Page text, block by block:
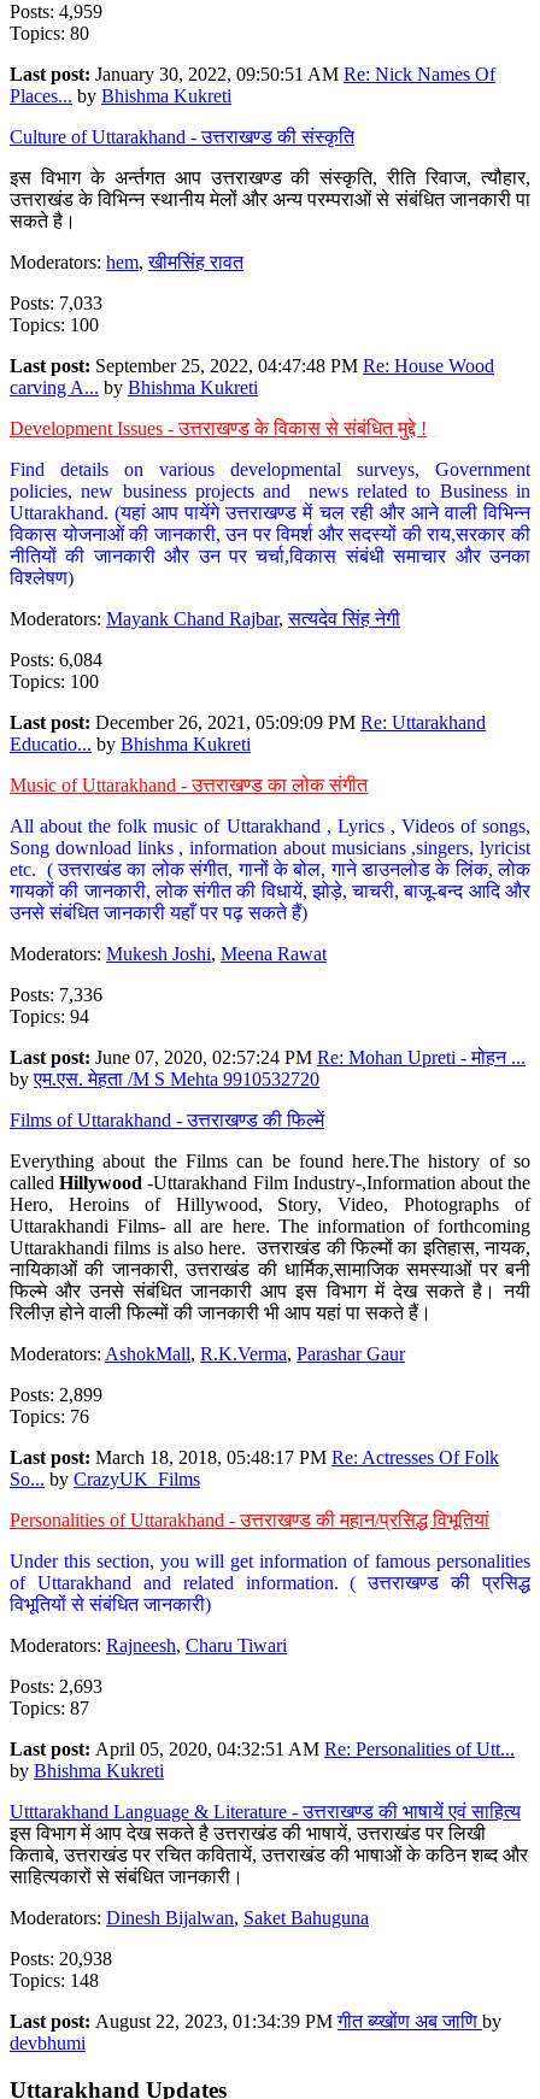
Posts: 4,959
Topics: 80
Last post: January 30, 2022, 09:50:51 AM Re: Nick Names Of
Places... by Bhishma Kukreti
Culture of Uttarakhand - उत्तराखण्ड की संस्कृति
इस विभाग के अर्न्तगत आप उत्तराखण्ड की संस्कृति, रीति रिवाज, त्यौहार,
उत्तराखंड के विभिन्न स्थानीय मेलों और अन्य परम्पराओं से संबंधित जानकारी पा
सकते है।
Moderators: hem,खीमसिंह रावत
Posts: 7,033
Topics: 100
Last post: September 25, 2022, 04:47:48 PM Re: House Wood
carving A... by Bhishma Kukreti
Development Issues - उत्तराखण्ड के विकास से संबंधित मुद्दे !
Find details on various developmental surveys, Government
policies, new business projects and news related to Business in
Uttarakhand. (यहां आप पायेंगे उत्तराखण्ड में चल रही और आने वाली विभिन्न
विकास योजनाओं की जानकारी, उन पर विमर्श और सदस्यों की राय,सरकार की
नीतियों की जानकारी और उन पर चर्चा,विकास संबंधी समाचार और उनका
विश्लेषण)
Moderators: Mayank Chand Rajbar,सत्यदेव सिंह नेगी
Posts: 6,084
Topics: 100
Last post: December 26, 2021, 05:09:09 PM Re: Uttarakhand
Educatio... by Bhishma Kukreti
Music of Uttarakhand - उत्तराखण्ड का लोक संगीत
All about the folk music of Uttarakhand , Lyrics , Videos of songs,
Song download links , information about musicians ,singers, lyricist
etc. ( उत्तराखंड का लोक संगीत, गानों के बोल, गाने डाउनलोड के लिंक, लोक
गायकों की जानकारी, लोक संगीत की विधायें, झोड़े, चाचरी, बाजू-बन्द आदि और
उनसे संबंधित जानकारी यहाँ पर पढ़ सकते हैं)
Moderators: Mukesh Joshi, Meena Rawat
Posts: 7,336
Topics: 94
Last post: June 07, 2020, 02:57:24 PM Re: Mohan Upreti - मोहन ...
byएम.एस. मेहता /M S Mehta 9910532720
Films of Uttarakhand - उत्तराखण्ड की फिल्में
Everything about the Films can be found here.The history of so
calledHillywood-Uttarakhand Film Industry-,Information about the
Hero, Heroins of Hillywood, Story, Video, Photographs of
Uttarakhandi Films- all are here. The information of forthcoming
Uttarakhandi films is also here. उत्तराखंड की फिल्मों का इतिहास, नायक,
नायिकाओं की जानकारी, उत्तराखंड की धार्मिक,सामाजिक समस्याओं पर बनी
फिल्मे और उनसे संबंधित जानकारी आप इस विभाग में देख सकते है। नयी
रिलीज़ होने वाली फिल्मों की जानकारी भी आप यहां पा सकते हैं।
Moderators: AshokMall, R.K.Verma, Parashar Gaur
Posts: 2,899
Topics: 76
Last post: March 18, 2018, 05:48:17 PM Re: Actresses Of Folk
So... by CrazyUK_Films
Personalities of Uttarakhand - उत्तराखण्ड की महान/प्रसिद्ध विभूतियां
Under this section, you will get information of famous personalities
of Uttarakhand and related information. ( उत्तराखण्ड की प्रसिद्ध
विभूतियों से संबंधित जानकारी)
Moderators: Rajneesh, Charu Tiwari
Posts: 2,693
Topics: 87
Last post: April 05, 2020, 04:32:51 AM Re: Personalities of Utt...
by Bhishma Kukreti
Utttarakhand Language & Literature - उत्तराखण्ड की भाषायें एवं साहित्य
इस विभाग में आप देख सकते है उत्तराखंड की भाषायें, उत्तराखंड पर लिखी
किताबे, उत्तराखंड पर रचित कवितायें, उत्तराखंड की भाषाओं के कठिन शब्द और
साहित्यकारों से संबंधित जानकारी।
Moderators: Dinesh Bijalwan, Saket Bahuguna
Posts: 20,938
Topics: 148
Last post: August 22, 2023, 01:34:39 PMगीत ब्य्खोंण अब जाणि by
devbhumi
Uttarakhand Updates